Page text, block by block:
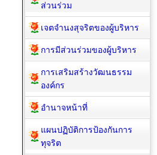
ส่วนร่วม
เจตจำนงสุจริตของผู้บริหาร
การมีส่วนร่วมของผู้บริหาร
การเสริมสร้างวัฒนธรรม
องค์กร
อำนาจหน้าที่
แผนปฏิบัติการป้องกันการ
ทุจริต